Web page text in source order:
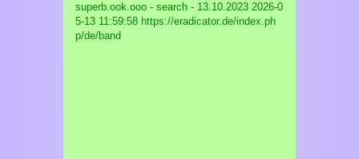
superb.ook.ooo - search - 13.10.2023 2026-0
5-13 11:59:58 https://eradicator.de/index.ph
p/de/band